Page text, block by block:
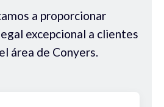
a proporcionar
excepcional a clientes
área de Conyers.